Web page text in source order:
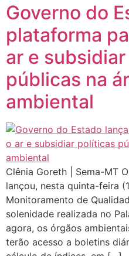
Governo do
plataforma
ar e
públicas na
ambiental
Clênia Goreth | Sema-MT
lançou, nesta quinta-feira
Monitoramento de
solenidade realizada no
agora, os órgãos
terão acesso a boletins